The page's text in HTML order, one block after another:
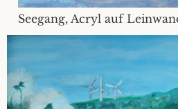
Seegang, Acryl auf